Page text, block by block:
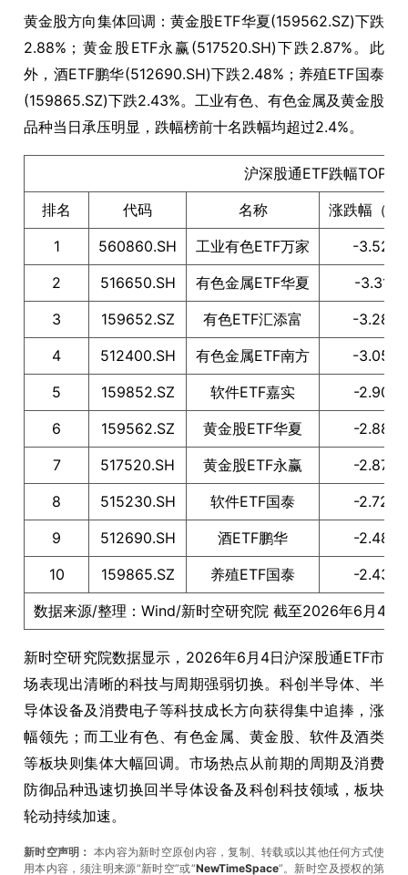
黄金股方向集体回调：黄金股ETF华夏(159562.SZ)下跌
2.88%；黄金股ETF永赢(517520.SH)下跌2.87%。此
外，酒ETF鹏华(512690.SH)下跌2.48%；养殖ETF国泰
(159865.SZ)下跌2.43%。工业有色、有色金属及黄金股
品种当日承压明显，跌幅榜前十名跌幅均超过2.4%。
沪深股通ETF跌幅TOP10
排名
代码 名称
涨跌幅（%
1
560860.SH 工业有色ETF万家
-3.52
2
516650.SH 有色金属ETF华夏
-3.31
3
159652.SZ 有色ETF汇添富
-3.28
4
512400.SH 有色金属ETF南方
-3.05
5
159852.SZ 软件ETF嘉实
-2.90
6
159562.SZ 黄金股ETF华夏
-2.88
7
517520.SH 黄金股ETF永赢
-2.87
8
515230.SH 软件ETF国泰
-2.72
9
512690.SH 酒ETF鹏华
-2.48
10
159865.SZ 养殖ETF国泰
-2.43
数据来源/整理：Wind/新时空研究院 截至2026年6月4日
新时空研究院数据显示，2026年6月4日沪深股通ETF市
场表现出清晰的科技与周期强弱切换。科创半导体、半
导体设备及消费电子等科技成长方向获得集中追捧，涨
幅领先；而工业有色、有色金属、黄金股、软件及酒类
等板块则集体大幅回调。市场热点从前期的周期及消费
防御品种迅速切换回半导体设备及科创科技领域，板块
轮动持续加速。
新时空声明： 本内容为新时空原创内容，复制、转载或以其他任何方式使
用本内容，须注明来源“新时空”或“NewTimeSpace”。新时空及授权的第